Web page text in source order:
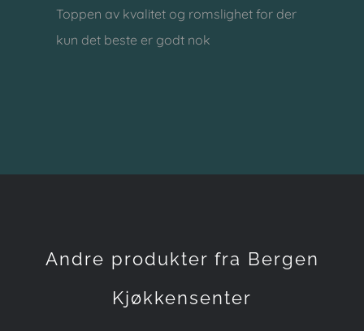
Toppen av kvalitet og romslighet for der
kun det beste er godt nok
Andre produkter fra Bergen
Kjøkkensenter